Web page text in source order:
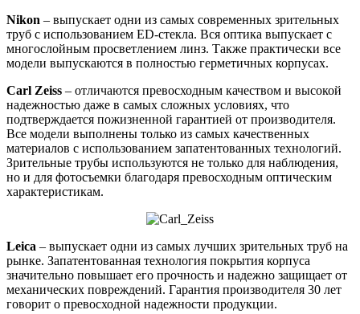
Nikon – выпускает одни из самых современных зрительных
труб с использованием ED-стекла. Вся оптика выпускает с
многослойным просветлением линз. Также практически все
модели выпускаются в полностью герметичных корпусах.
Carl Zeiss – отличаются превосходным качеством и высокой
надежностью даже в самых сложных условиях, что
подтверждается пожизненной гарантией от производителя.
Все модели выполнены только из самых качественных
материалов с использованием запатентованных технологий.
Зрительные трубы используются не только для наблюдения,
но и для фотосъемки благодаря превосходным оптическим
характеристикам.
Leica – выпускает одни из самых лучших зрительных труб на
рынке. Запатентованная технология покрытия корпуса
значительно повышает его прочность и надежно защищает от
механических повреждений. Гарантия производителя 30 лет
говорит о превосходной надежности продукции.